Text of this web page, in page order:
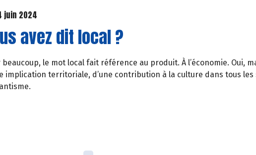
juin 2024
avez dit local ?
beaucoup, le mot local fait référence au produit. À l’économie. Oui,
implication territoriale, d’une contribution à la culture dans tous